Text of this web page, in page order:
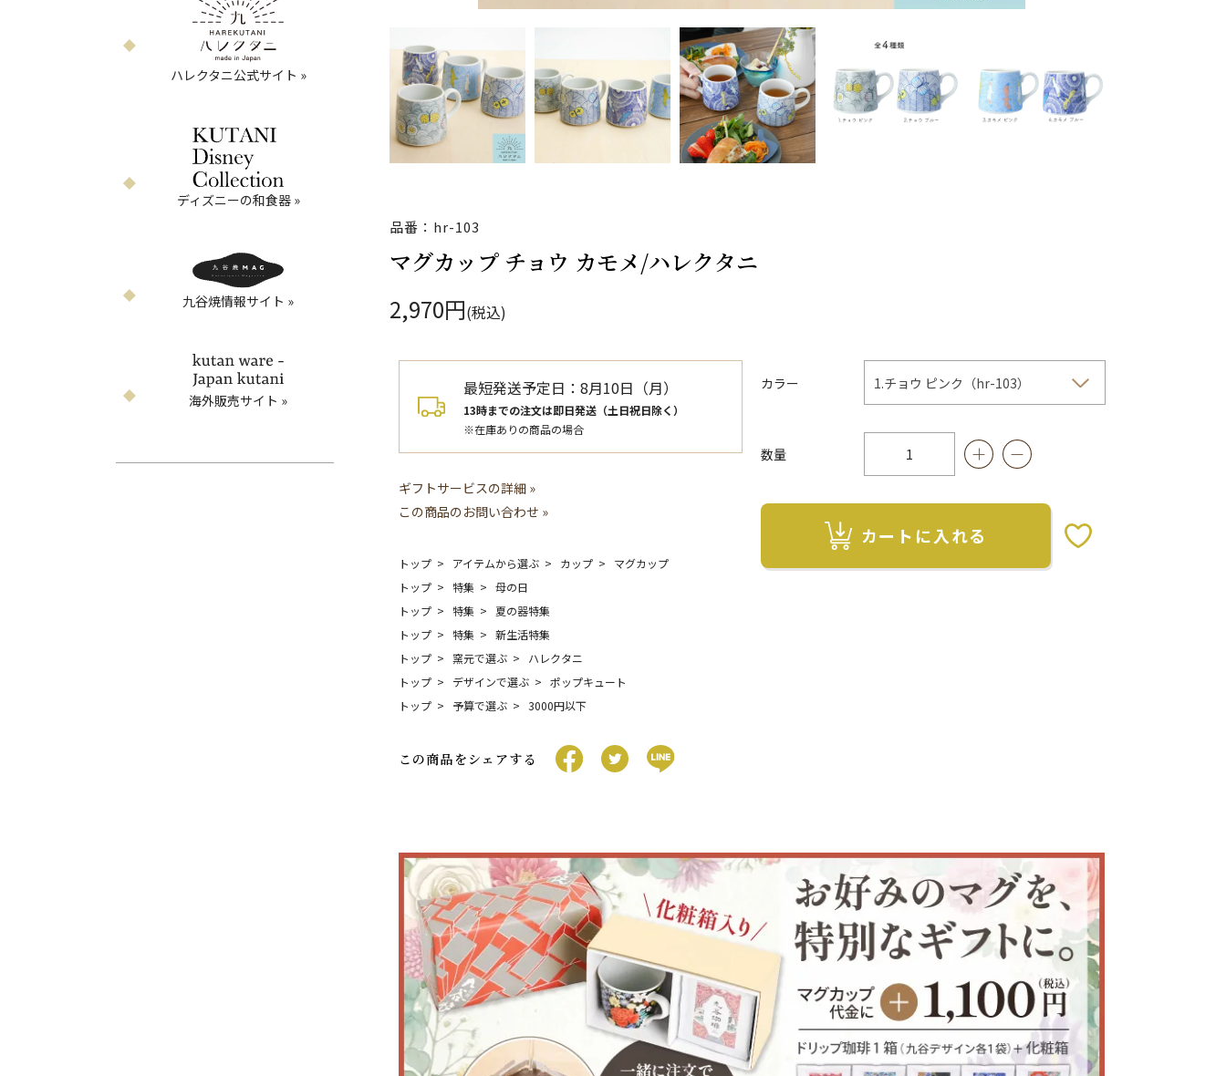
ハレクタニ公式サイト »
ディズニーの和食器 »
九谷焼情報サイト »
海外販売サイト »
品番：hr-103
マグカップ チョウ カモメ/ハレクタニ
2,970円(税込)
カラー
数量
カートに入れるお気に入りボタン
最短発送予定日： 8月10日（月）
13時までの注文は即日発送（土日祝日除く）
※在庫ありの商品の場合
ギフトサービスの詳細 »
この商品のお問い合わせ »
トップ アイテムから選ぶ カップ
マグカップ
トップ
特集
母の日
トップ
特集
夏の器特集
トップ
特集
新生活特集
トップ
窯元で選ぶ
ハレクタニ
トップ
デザインで選ぶ
ポップキュート
トップ
予算で選ぶ 3000円以下
この商品をシェアする